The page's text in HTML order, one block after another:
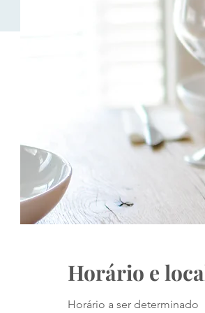
Horário e
Horário a ser determinado